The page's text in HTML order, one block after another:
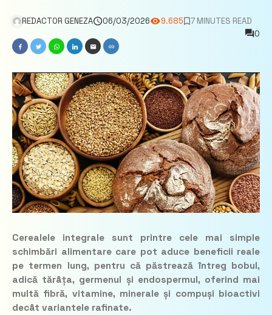
REDACTOR GENEZA 06/03/2026 9.685
7 MINUTES READ
0
Cerealele integrale sunt printre cele mai simple
schimbări alimentare care pot aduce beneficii reale
pe termen lung, pentru că păstrează întreg bobul,
adică tărâța, germenul și endospermul, oferind mai
multă fibră, vitamine, minerale și compuși bioactivi
decât variantele rafinate.